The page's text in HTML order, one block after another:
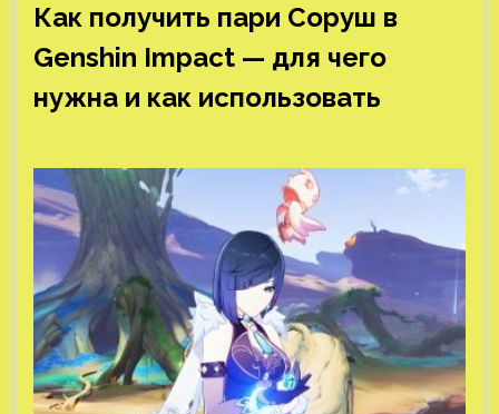
Как получить пари Соруш в
Genshin Impact — для чего
нужна и как использовать